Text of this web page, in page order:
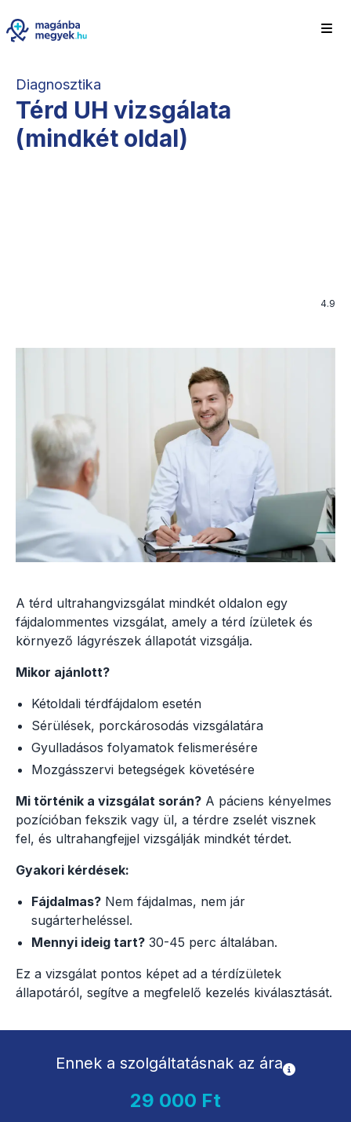
Diagnosztika
Térd UH vizsgálata
(mindkét oldal)
4.9
A térd ultrahangvizsgálat mindkét oldalon egy
fájdalommentes vizsgálat, amely a térd ízületek és
környező lágyrészek állapotát vizsgálja.
Mikor ajánlott?
Kétoldali térdfájdalom esetén
Sérülések, porckárosodás vizsgálatára
Gyulladásos folyamatok felismerésére
Mozgásszervi betegségek követésére
Mi történik a vizsgálat során? A páciens kényelmes
pozícióban fekszik vagy ül, a térdre zselét visznek
fel, és ultrahangfejjel vizsgálják mindkét térdet.
Gyakori kérdések:
Fájdalmas? Nem fájdalmas, nem jár
sugárterheléssel.
Mennyi ideig tart? 30-45 perc általában.
Ez a vizsgálat pontos képet ad a térdízületek
állapotáról, segítve a megfelelő kezelés kiválasztását.
Ennek a szolgáltatásnak az ára
29 000 Ft